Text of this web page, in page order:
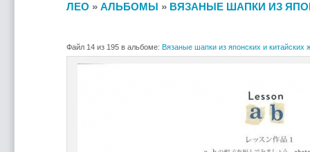
ЛЕО » АЛЬБОМЫ » ВЯЗАНЫЕ ШАПКИ ИЗ
Файл 14 из 195 в альбоме: Вязаные шапки из японских и китайских